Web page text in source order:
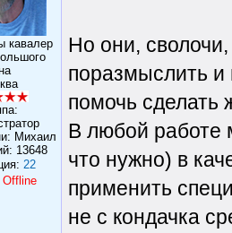
кавалер
Михаил
13648
22
Offline
Но они, сволочи,
поразмыслить и
помочь сделать
В любой работе
что нужно) в
применить
не с кондачка